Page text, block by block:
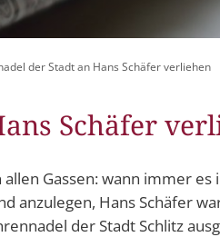
Bürgerhaus
der Stadt an Hans Schäfer verliehen
Schäfer
Gassen: wann immer
anzulegen, Hans Schäfer
der Stadt Schlitz